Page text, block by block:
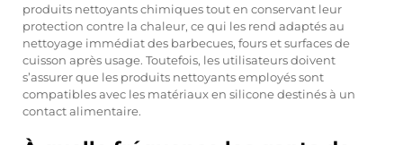
produits nettoyants chimiques tout en conservant leur
protection contre la chaleur, ce qui les rend adaptés au
nettoyage immédiat des barbecues, fours et surfaces de
cuisson après usage. Toutefois, les utilisateurs doivent
s’assurer que les produits nettoyants employés sont
compatibles avec les matériaux en silicone destinés à un
contact alimentaire.